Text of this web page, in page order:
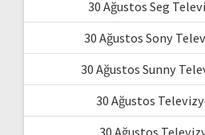
30 Ağustos Seg
30 Ağustos Sony
30 Ağustos Sunny
30 Ağustos